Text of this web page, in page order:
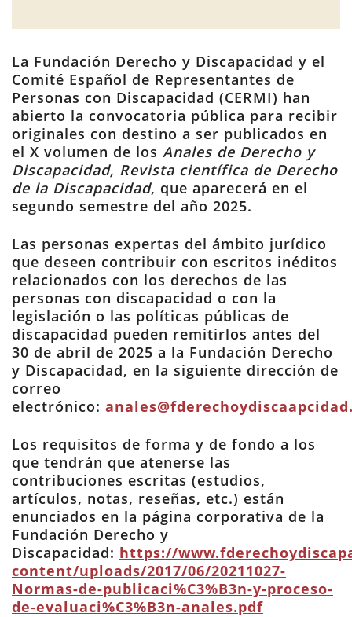
La Fundación Derecho y Discapacidad y el
Comité Español de Representantes de
Personas con Discapacidad (CERMI) han
abierto la convocatoria pública para recibir
originales con destino a ser publicados en
el X volumen de los Anales de Derecho y
Discapacidad, Revista científica de Derecho
de la Discapacidad, que aparecerá en el
segundo semestre del año 2025.
Las personas expertas del ámbito jurídico
que deseen contribuir con escritos inéditos
relacionados con los derechos de las
personas con discapacidad o con la
legislación o las políticas públicas de
discapacidad pueden remitirlos antes del
30 de abril de 2025 a la Fundación Derecho
y Discapacidad, en la siguiente dirección de
correo
electrónico:
Los requisitos de forma y de fondo a los
que tendrán que atenerse las
contribuciones escritas (estudios,
artículos, notas, reseñas, etc.) están
enunciados en la página corporativa de la
Fundación Derecho y
Discapacidad: https://
content/uploads/2017/06/20211027-
Normas-de-publicaci%C3%B3n-y-proceso-
de-evaluaci%C3%B3n-anales.pdf